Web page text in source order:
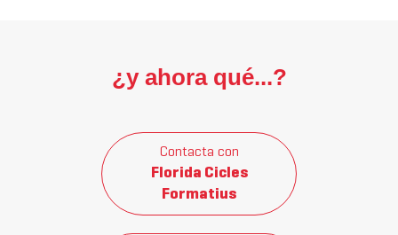
¿y ahora qué...?
Contacta con
Florida Cicles
Formatius